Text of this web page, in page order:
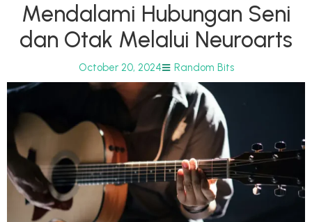
Mendalami Hubungan Seni
dan Otak Melalui Neuroarts
October 20, 2024 Random Bits